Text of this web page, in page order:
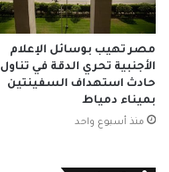
مصر تهيب بوسائل الإعلام
الأجنبية تحري الدقة في تناول
حادث استهداف السفينتين
بميناء دمياط
منذ أسبوع واحد